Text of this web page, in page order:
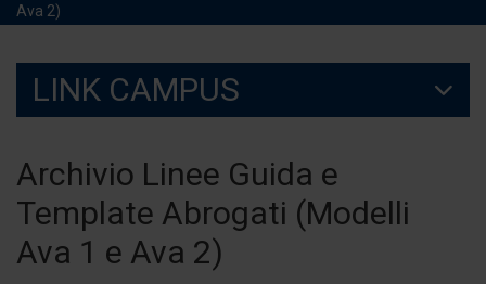
Ava 2)
LINK CAMPUS
Archivio Linee Guida e
Template Abrogati (Modelli
Ava 1 e Ava 2)